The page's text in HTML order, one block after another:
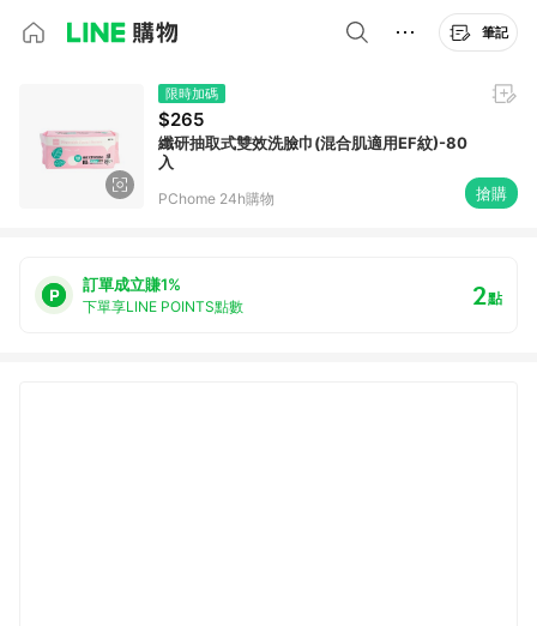
筆記
限時加碼
$265
纖研抽取式雙效洗臉巾(混合肌適用EF紋)-80
入
PChome 24h購物 搶購
訂單成立賺1%
下單享LINE POINTS點數 2點